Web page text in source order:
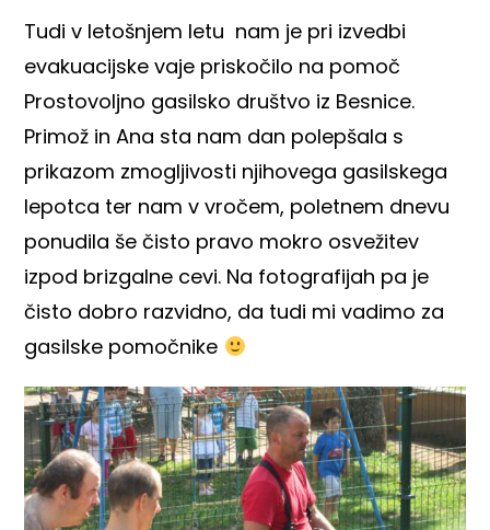
Tudi v letošnjem letu nam je pri izvedbi
evakuacijske vaje priskočilo na pomoč
Prostovoljno gasilsko društvo iz Besnice.
Primož in Ana sta nam dan polepšala s
prikazom zmogljivosti njihovega gasilskega
lepotca ter nam v vročem, poletnem dnevu
ponudila še čisto pravo mokro osvežitev
izpod brizgalne cevi. Na fotografijah pa je
čisto dobro razvidno, da tudi mi vadimo za
gasilske pomočnike